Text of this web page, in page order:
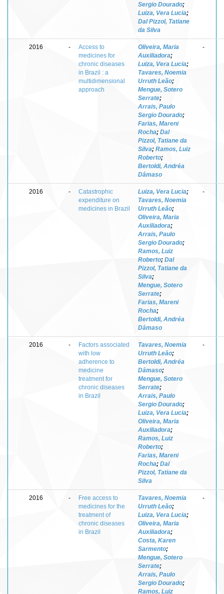
Sergio Dourado;
Luiza, Vera Lucia;
Dal Pizzol, Tatiane
da Silva
2016 -
Access to
medicines for
chronic diseases
in Brazil : a
multidimensional
approach
Oliveira, Maria
Auxiliadora;
Luiza, Vera Lucia;
Tavares, Noemia
Urruth Leão;
Mengue, Sotero
Serrate;
Arrais, Paulo
Sergio Dourado;
Farias, Mareni
Rocha; Dal
Pizzol, Tatiane da
Silva; Ramos, Luiz
Roberto;
Bertoldi, Andréa
Dâmaso
-
2016 -
Catastrophic
expenditure on
medicines in Brazil
Luiza, Vera Lucia;
Tavares, Noemia
Urruth Leão;
Oliveira, Maria
Auxiliadora;
Arrais, Paulo
Sergio Dourado;
Ramos, Luiz
Roberto; Dal
Pizzol, Tatiane da
Silva;
Mengue, Sotero
Serrate;
Farias, Mareni
Rocha;
Bertoldi, Andréa
Dâmaso
-
2016 -
Factors associated
with low
adherence to
medicine
treatment for
chronic diseases
in Brazil
Tavares, Noemia
Urruth Leão;
Bertoldi, Andréa
Dâmaso;
Mengue, Sotero
Serrate;
Arrais, Paulo
Sergio Dourado;
Luiza, Vera Lucia;
Oliveira, Maria
Auxiliadora;
Ramos, Luiz
Roberto;
Farias, Mareni
Rocha; Dal
Pizzol, Tatiane da
Silva
-
2016 -
Free access to
medicines for the
treatment of
chronic diseases
in Brazil
Tavares, Noemia
Urruth Leão;
Luiza, Vera Lucia;
Oliveira, Maria
Auxiliadora;
Costa, Karen
Sarmento;
Mengue, Sotero
Serrate;
Arrais, Paulo
Sergio Dourado;
Ramos, Luiz
-